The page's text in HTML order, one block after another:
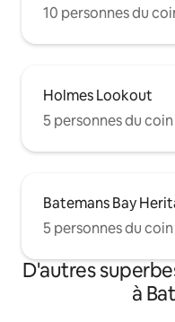
10 personnes du
Holmes Lookout
5 personnes du
Batemans Bay
5 personnes du
D'autres
à